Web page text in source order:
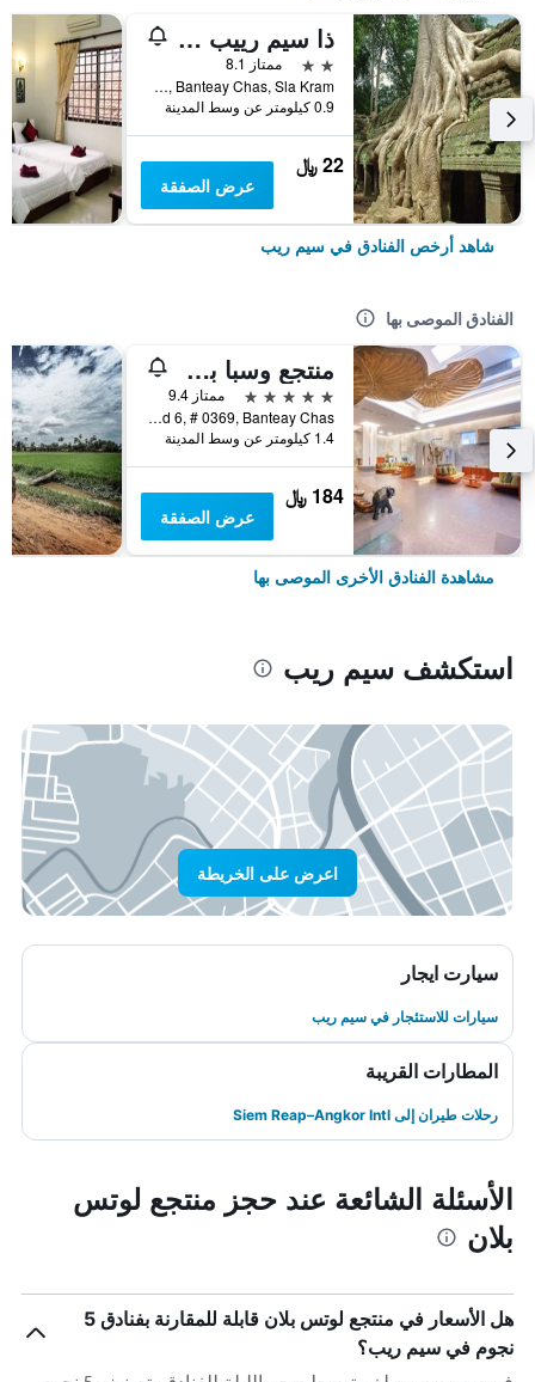
ذا سيم رييب تشيلد باكباكرز
2 نجمتين
ممتاز 8.1
Wat Bo Rd, Banteay Chas, Sla Kram, سيم ريب, كمبوديا
0.9 كيلومتر عن وسط المدينة
22 ﷼
عرض الصفقة
شاهد أرخص الفنادق في سيم ريب
الفنادق الموصى بها
منتجع وسبا بوراي أنغكور
5 نجوم
ممتاز 9.4
National Road 6, # 0369, Banteay Chas, سيم ريب, كمبوديا
1.4 كيلومتر عن وسط المدينة
184 ﷼
عرض الصفقة
مشاهدة الفنادق الأخرى الموصى بها
استكشف سيم ريب
اعرض على الخريطة
سيارت ايجار
سيارات للاستئجار في سيم ريب
المطارات القريبة
رحلات طيران إلى Siem Reap–Angkor Intl
الأسئلة الشائعة عند حجز منتجع لوتس
بلان
هل الأسعار في منتجع لوتس بلان قابلة للمقارنة بفنادق 5
نجوم في سيم ريب؟